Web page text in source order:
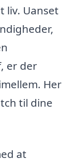
liv. Uanset
er der
Her
til dine
at